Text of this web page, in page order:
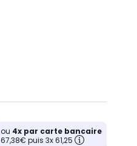
ou 4x par carte bancaire
67,38€ puis 3x 61,25